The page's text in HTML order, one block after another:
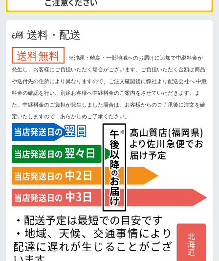
送料・配送
送料無料
※沖縄・離島・一部地域へのお届けに追加で中継料金が
発生し、お客様にご負担いただく場合がございます。ご負担いただく金額は商品
や送付先の住所により異なりますので、ご注文確認後に弊社より配送会社へ 中継
料金の確認を行い、別途お客様へ中継料金のご案内をさせていただきます。ま
た、中継料金のご負担が発生しました場合は、お客様からのご了承後に注文を確
定いたしますので、あらかじめご了承ください。